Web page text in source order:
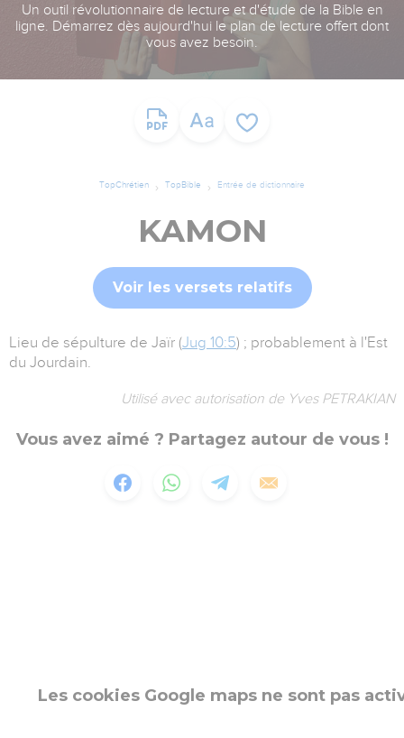
Un outil révolutionnaire de lecture et d'étude de la Bible en
ligne. Démarrez dès aujourd'hui le plan de lecture offert dont
vous avez besoin.
TopChrétien TopBible Entrée de dictionnaire
KAMON
Voir les versets relatifs
Lieu de sépulture de Jaïr (Jug 10:5) ; probablement à l'Est
du Jourdain.
Utilisé avec autorisation de Yves PETRAKIAN
Vous avez aimé ? Partagez autour de vous !
Les cookies Google maps ne sont pas